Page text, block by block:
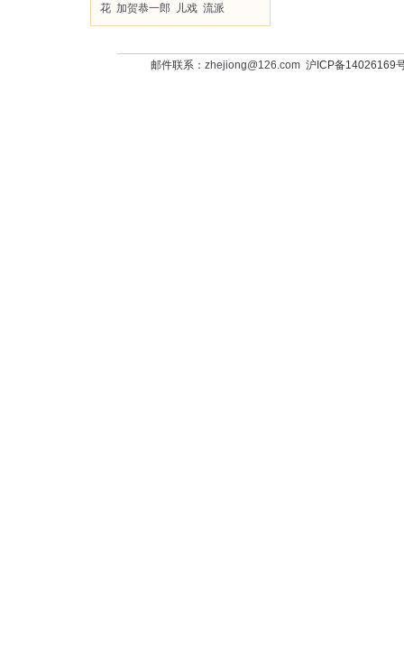
花 加贺恭一郎 儿戏 流派
邮件联系： zhejiong@126.com沪ICP备14026169